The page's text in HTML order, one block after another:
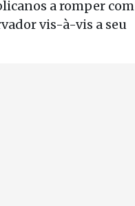
a romper com
vis-à-vis a seu